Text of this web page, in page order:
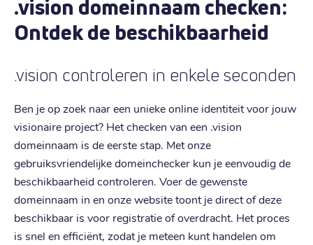
.vision domeinnaam checken:
Ontdek de beschikbaarheid
.vision controleren in enkele seconden
Ben je op zoek naar een unieke online identiteit voor jouw
visionaire project? Het checken van een .vision
domeinnaam is de eerste stap. Met onze
gebruiksvriendelijke domeinchecker kun je eenvoudig de
beschikbaarheid controleren. Voer de gewenste
domeinnaam in en onze website toont je direct of deze
beschikbaar is voor registratie of overdracht. Het proces
is snel en efficiënt, zodat je meteen kunt handelen om